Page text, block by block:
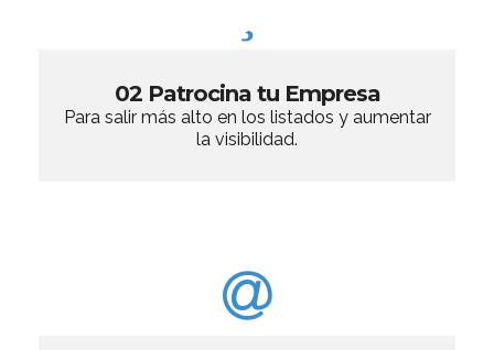
02 Patrocina tu Empresa
Para salir más alto en los listados y aumentar
la visibilidad.